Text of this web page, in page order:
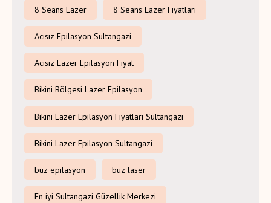
8 Seans Lazer 8 Seans Lazer Fiyatları
Acısız Epilasyon Sultangazi
Acısız Lazer Epilasyon Fiyat
Bikini Bölgesi Lazer Epilasyon
Bikini Lazer Epilasyon Fiyatları Sultangazi
Bikini Lazer Epilasyon Sultangazi
buz epilasyon buz laser
En iyi Sultangazi Güzellik Merkezi